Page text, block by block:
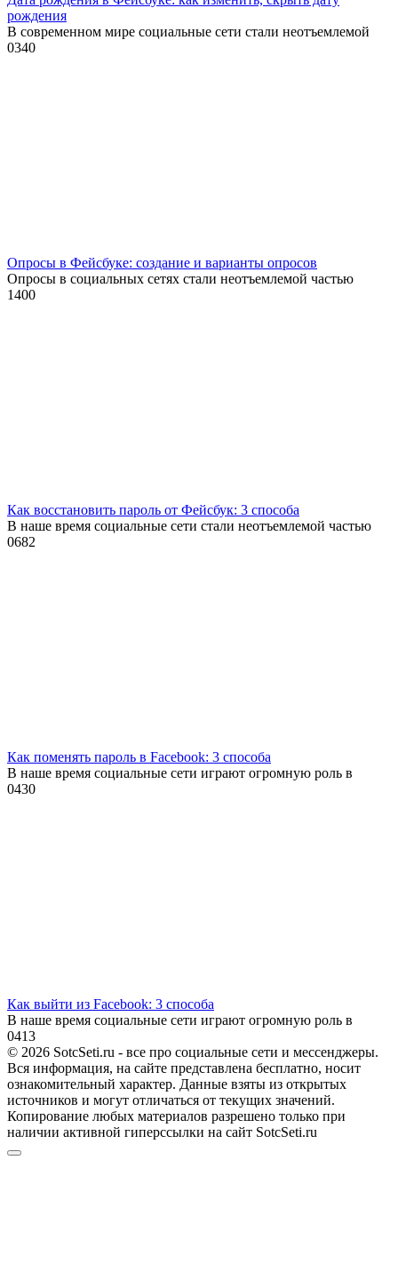
рождения
В современном мире социальные сети стали неотъемлемой
0340
Опросы в Фейсбуке: создание и варианты опросов
Опросы в социальных сетях стали неотъемлемой частью
1400
Как восстановить пароль от Фейсбук: 3 способа
В наше время социальные сети стали неотъемлемой частью
0682
Как поменять пароль в Facebook: 3 способа
В наше время социальные сети играют огромную роль в
0430
Как выйти из Facebook: 3 способа
В наше время социальные сети играют огромную роль в
0413
© 2026 SotcSeti.ru - все про социальные сети и мессенджеры.
Вся информация, на сайте представлена бесплатно, носит
ознакомительный характер. Данные взяты из открытых
источников и могут отличаться от текущих значений.
Копирование любых материалов разрешено только при
наличии активной гиперссылки на сайт SotcSeti.ru